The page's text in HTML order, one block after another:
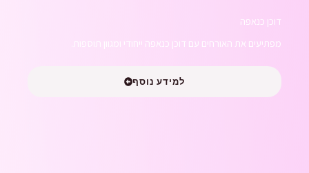
דוכן כנאפה
מפתיעים את האורחים עם דוכן כנאפה ייחודי ומגוון תוספות.
למידע נוסף